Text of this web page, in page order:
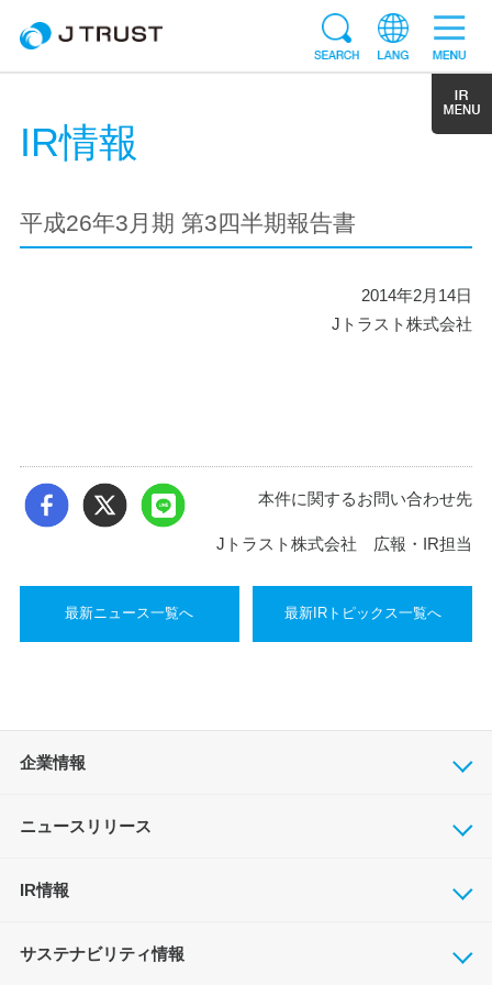
IR情報
平成26年3月期 第3四半期報告書
2014年2月14日
Jトラスト株式会社
本件に関するお問い合わせ先
Jトラスト株式会社 広報・IR担当
最新ニュース一覧へ 最新IRトピックス一覧へ
企業情報
ニュースリリース
IR情報
サステナビリティ情報